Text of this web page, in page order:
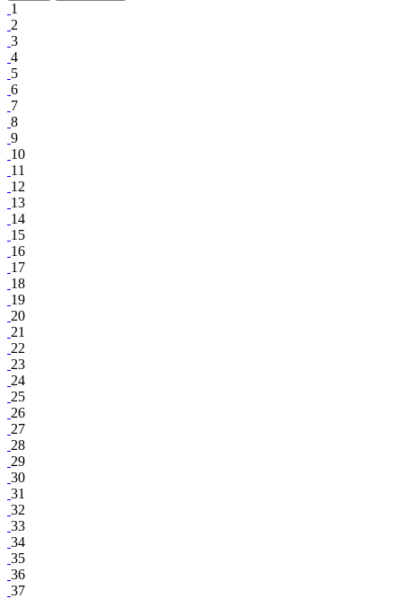
1
2
3
4
5
6
7
8
9
10
11
12
13
14
15
16
17
18
19
20
21
22
23
24
25
26
27
28
29
30
31
32
33
34
35
36
37